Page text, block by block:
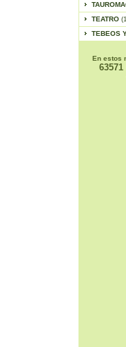
TEATRO
TEBEOS
En estos
63571